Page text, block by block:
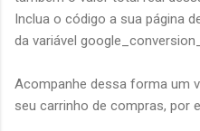
Inclua o código a sua página
da variável
Acompanhe dessa forma um
seu carrinho de compras, por